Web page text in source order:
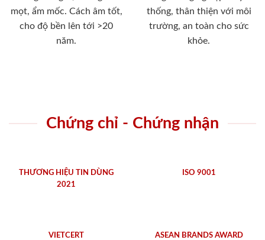
mọt, ẩm mốc. Cách âm tốt,
cho độ bền lên tới >20
năm.
thống, thân thiện với môi
trường, an toàn cho sức
khỏe.
Chứng chỉ - Chứng nhận
THƯƠNG HIỆU TIN DÙNG
2021
ISO 9001
VIETCERT
ASEAN BRANDS AWARD